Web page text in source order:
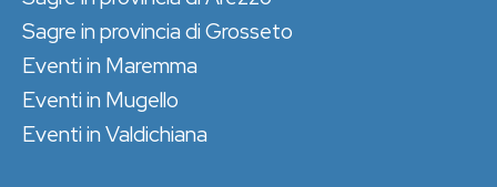
Sagre in provincia di Grosseto
Eventi in Maremma
Eventi in Mugello
Eventi in Valdichiana